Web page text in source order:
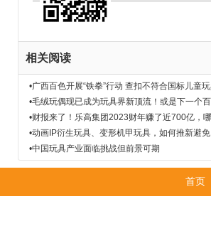
相关阅读
•广西百色开展“铁拳”行动 查扣不符合国标儿童
•毛绒玩偶现已成为玩具界新顶流！或是下一个
•财报来了！乐高集团2023财年赚了近700亿，
•动画IP衍生玩具、变形机甲玩具，如何推新避免
•中国玩具产业面临挑战但前景可期
首页